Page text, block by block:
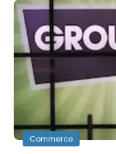
Commerce